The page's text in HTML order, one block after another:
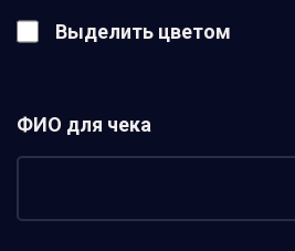
Выделить цветом
ФИО для чека